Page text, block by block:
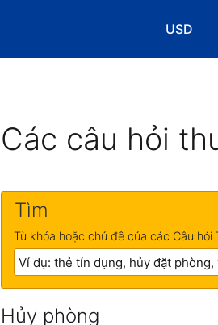
USD
Chọn
Các câu hỏi
Tìm
Từ khóa hoặc chủ đề của các Câu hỏi
Hủy phòng